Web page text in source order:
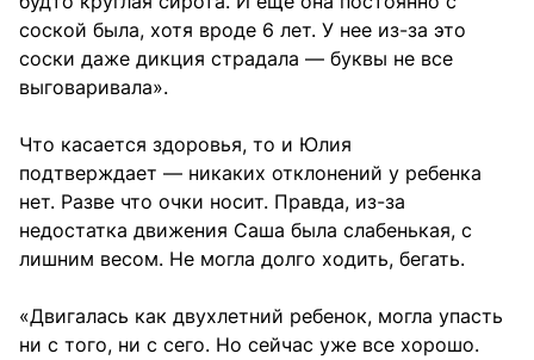
соской была, хотя вроде 6 лет. У нее из-за это
соски даже дикция страдала — буквы не все
выговаривала».
Что касается здоровья, то и Юлия
подтверждает — никаких отклонений у ребенка
нет. Разве что очки носит. Правда, из-за
недостатка движения Саша была слабенькая, с
лишним весом. Не могла долго ходить, бегать.
«Двигалась как двухлетний ребенок, могла упасть
ни с того, ни с сего. Но сейчас уже все хорошо.